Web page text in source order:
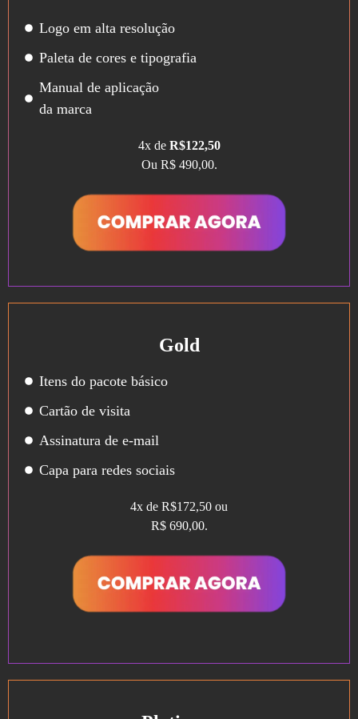
Logo em alta resolução
Paleta de cores e tipografia
Manual de aplicação
da marca
4x de R$122,50
Ou R$ 490,00.
Gold
Itens do pacote básico
Cartão de visita
Assinatura de e-mail
Capa para redes sociais
4x de R$172,50 ou
R$ 690,00.